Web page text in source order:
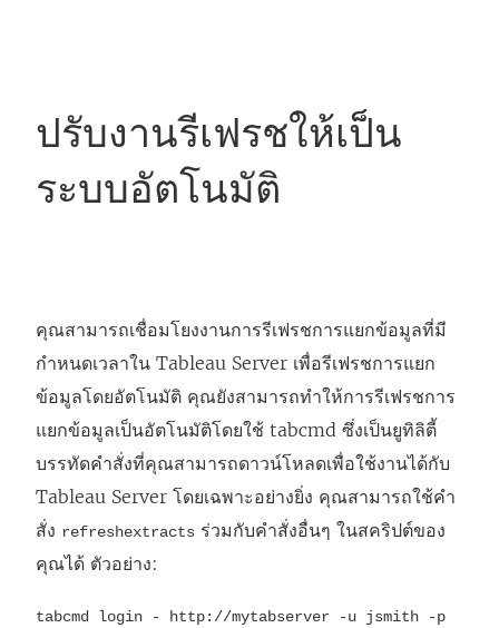
ปรับงานรีเฟรชให้เป็น
ระบบอัตโนมัติ
คุณสามารถเชื่อมโยงงานการรีเฟรชการแยกข้อมูลที่มี
กำหนดเวลาใน Tableau Server เพื่อรีเฟรชการแยก
ข้อมูลโดยอัตโนมัติ คุณยังสามารถทำให้การรีเฟรชการ
แยกข้อมูลเป็นอัตโนมัติโดยใช้ tabcmd ซึ่งเป็นยูทิลิตี้
บรรทัดคำสั่งที่คุณสามารถดาวน์โหลดเพื่อใช้งานได้กับ
Tableau Server โดยเฉพาะอย่างยิ่ง คุณสามารถใช้คำ
สั่ง refreshextracts ร่วมกับคำสั่งอื่นๆ ในสคริปต์ของ
คุณได้ ตัวอย่าง:
tabcmd login - http://mytabserver -u jsmith -p